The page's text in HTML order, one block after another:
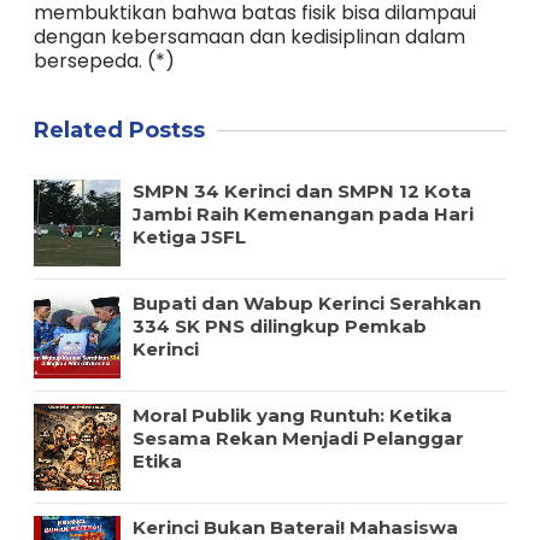
membuktikan bahwa batas fisik bisa dilampaui
dengan kebersamaan dan kedisiplinan dalam
bersepeda. (*)
Related Postss
SMPN 34 Kerinci dan SMPN 12 Kota
Jambi Raih Kemenangan pada Hari
Ketiga JSFL
Bupati dan Wabup Kerinci Serahkan
334 SK PNS dilingkup Pemkab
Kerinci
Moral Publik yang Runtuh: Ketika
Sesama Rekan Menjadi Pelanggar
Etika
Kerinci Bukan Baterai! Mahasiswa